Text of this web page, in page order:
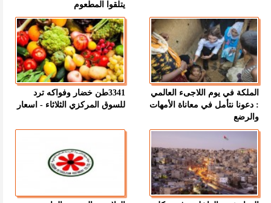
يتلقوا المطعوم
الملكة في يوم اللاجىء العالمي
: دعونا نتأمل في معاناة الأمهات
والرضع
3341طن خضار وفواكه ترد
للسوق المركزي الثلاثاء - اسعار